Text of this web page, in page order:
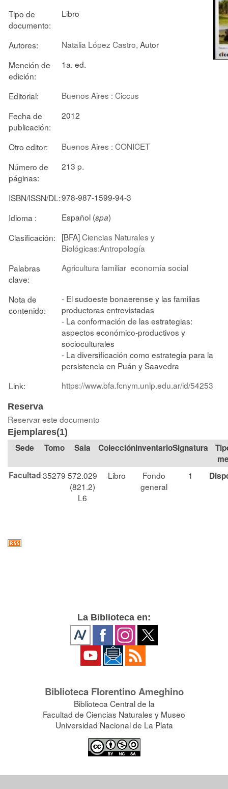
Tipo de
documento:
Libro
Autores: Natalia López Castro, Autor
Mención de
edición:
1a. ed.
Editorial:
Buenos Aires : Ciccus
Fecha de
publicación:
2012
Otro editor:
Buenos Aires : CONICET
Número de
páginas:
213 p.
ISBN/ISSN/DL:978-987-1599-94-3
Idioma :
Español (spa)
Clasificación:
[BFA]Ciencias Naturales y
Biológicas:Antropología
Palabras
clave:
Agricultura familiar economía social
Nota de
contenido:
- El sudoeste bonaerense y las familias
productoras entrevistadas
- La conformación de las estrategias:
aspectos económico-productivos y
socioculturales
- La diversificación como estrategia para la
persistencia en Puán y Saavedra
Link:
https://www.bfa.fcnym.unlp.edu.ar/id/54253
Reserva
Reservar este documento
Ejemplares(1)
Tomo Sala Colección Signatura
Facultad35279 572.029
(821.2)
L6
Libro
Fondo
general
1
La Biblioteca en:
Biblioteca Florentino Ameghino
Biblioteca Central de la
Facultad de Ciencias Naturales y Museo
Universidad Nacional de La Plata